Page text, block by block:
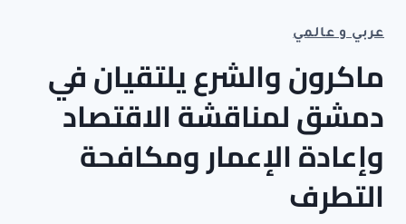
عربي و عالمي
ماكرون والشرع يلتقيان في
دمشق لمناقشة الاقتصاد
وإعادة الإعمار ومكافحة
التطرف